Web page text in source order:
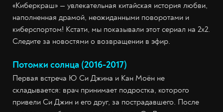
«Киберкраш» — увлекательная китайская история любви,
наполненная драмой, неожиданными поворотами и
киберспортом! Кстати, мы показывали этот сериал на 2х2.
Следите за новостями о возвращении в эфир.
Потомки солнца (2016-2017)
Первая встреча Ю Си Джина и Кан Моён не
складывается: врач принимает подростка, которого
привели Си Джин и его друг, за пострадавшего. После